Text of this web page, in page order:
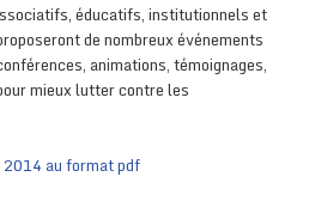
éducatifs, institutionnels et
de nombreux événements
animations, témoignages,
mieux lutter contre les
au format pdf